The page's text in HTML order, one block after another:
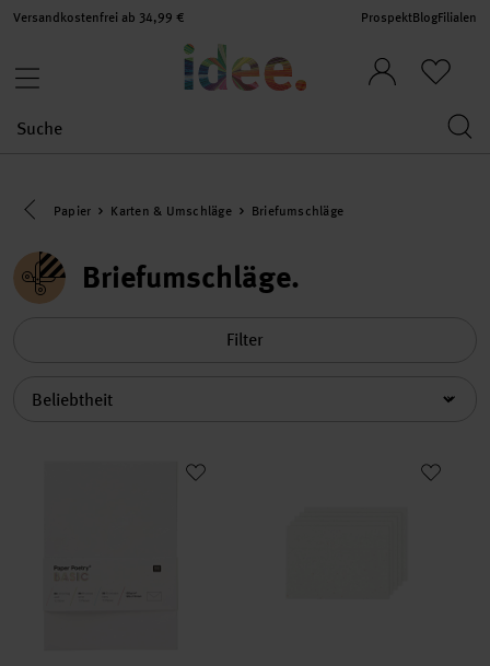
Versandkostenfrei ab 34,99 € ProspektBlogFilialen
Eine Kategorie zurück navigieren
Papier Karten & Umschläge Briefumschläge
Briefumschläge
Filter
Paper Poetry Kuvert Basic B6 10 StückPaper Poetry Renew